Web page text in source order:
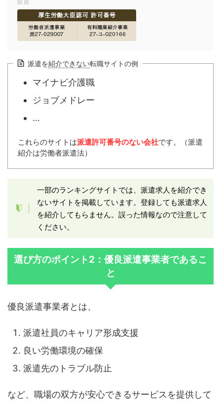
派遣を紹介できない転職サイトの例
マイナビ介護職
ジョブメドレー
…
これらのサイトは派遣許可番号のない会社です。（派遣
紹介は労働者派遣法）
一部のランキングサイトでは、派遣求人を紹介でき
ないサイトを掲載しています。登録しても派遣求人
を紹介してもらません。誤った情報なので注意して
ください。
選び方のポイント2：優良派遣事業者であるこ
と
優良派遣事業者とは、
派遣社員のキャリア形成支援
良い労働環境の確保
派遣先のトラブル防止
など、職場の双方が安心できるサービスを提供して